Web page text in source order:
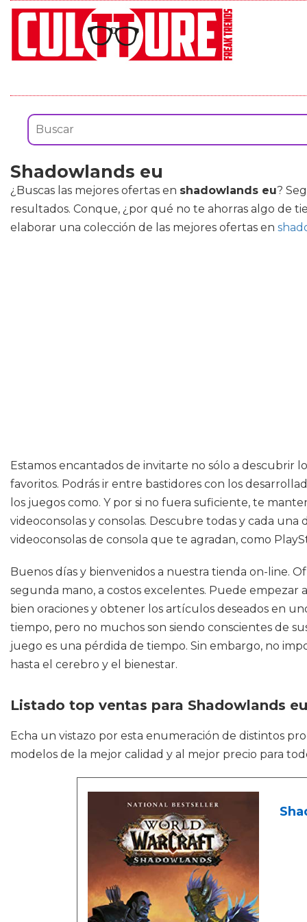
Shadowlands eu
¿Buscas las mejores ofertas en shadowlands eu?
resultados. Conque, ¿por qué no te ahorras algo de
elaborar una colección de las mejores ofertas en
Estamos encantados de invitarte no sólo a descubrir
favoritos. Podrás ir entre bastidores con los
los juegos como. Y por si no fuera suficiente, te
videoconsolas y consolas. Descubre todas y cada
videoconsolas de consola que te agradan, como
Buenos días y bienvenidos a nuestra tienda on-line.
segunda mano, a costos excelentes. Puede
bien oraciones y obtener los artículos deseados en
tiempo, pero no muchos son siendo conscientes de
juego es una pérdida de tiempo. Sin embargo, no
hasta el cerebro y el bienestar.
Listado top ventas para Shadowlands eu
Echa un vistazo por esta enumeración de distintos
modelos de la mejor calidad y al mejor precio para